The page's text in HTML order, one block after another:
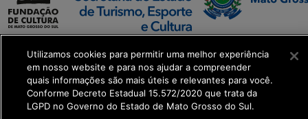
SETDIG | Secretaria-
Executiva de
Transformação Digital
Utilizamos cookies para permitir uma melhor experiência
em nosso website e para nos ajudar a compreender
quais informações são mais úteis e relevantes para você.
Conforme Decreto Estadual 15.572/2020 que trata da
LGPD no Governo do Estado de Mato Grosso do Sul.